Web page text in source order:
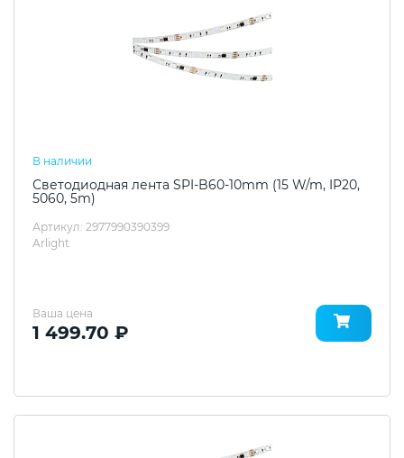
В наличии
Светодиодная лента SPI-B60-10mm (15 W/m, IP20,
5060, 5m)
Артикул: 2977990390399
Arlight
Ваша цена
1 499.70 ₽